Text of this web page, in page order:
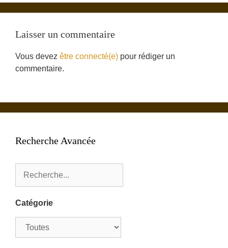
Laisser un commentaire
Vous devez être connecté(e) pour rédiger un
commentaire.
Recherche Avancée
Catégorie